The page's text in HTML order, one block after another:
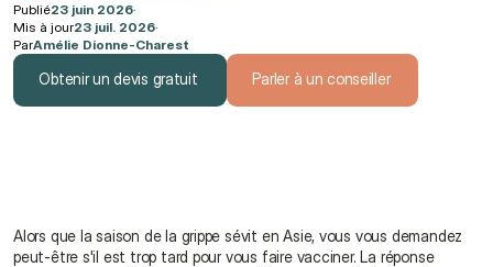
Publié23 juin 2026·
Mis à jour23 juil. 2026·
ParAmélie Dionne-Charest
Obtenir un devis gratuit Parler à un conseiller
Alors que la saison de la grippe sévit en Asie, vous vous demandez
peut-être s'il est trop tard pour vous faire vacciner. La réponse